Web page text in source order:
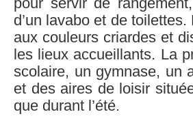
pour servir de
d’un lavabo et de
aux couleurs criardes et
les lieux accueillants. La
scolaire, un gymnase, un
et des aires de loisir
que durant l’été.